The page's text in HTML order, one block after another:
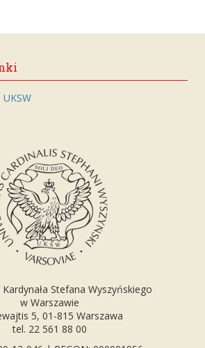
Stefana Wyszyńskiego
w Warszawie
5, 01-815 Warszawa
tel. 22 561 88 00